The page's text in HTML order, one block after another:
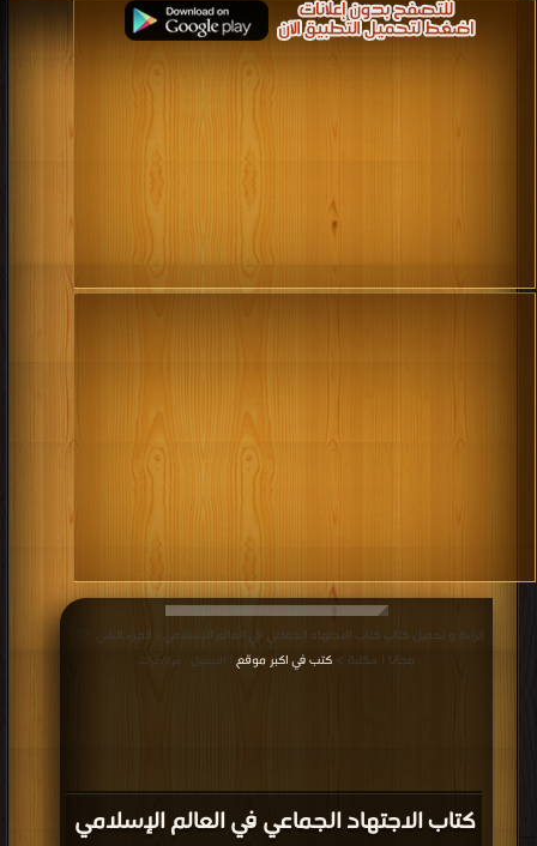
كتاب الاجتهاد الجماعي في العالم الإسلامي
مجانا | مكتبة >كتب في اكبر موقع | التحميل : مرة/مرات